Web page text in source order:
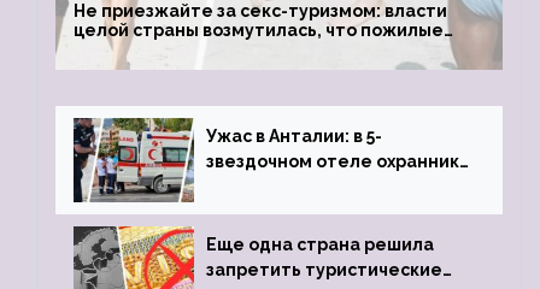
Не приезжайте за секс-туризмом: власти
целой страны возмутилась, что пожилые
туристки массово едут к ним, чтобы
обзавестись молодыми любовниками
Ужас в Анталии: в 5-
звездочном отеле охранник
пистолета
Еще одна страна решила
запретить туристические